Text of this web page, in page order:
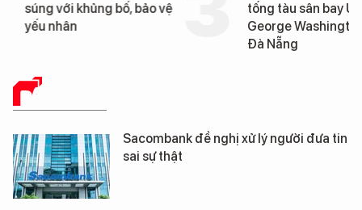
súng với khủng bố, bảo vệ
yếu nhân
tống tàu sân bay USS
George Washington
Đà Nẵng
BÁO CHÍ SỐ
Sacombank đề nghị xử lý người đưa tin
sai sự thật